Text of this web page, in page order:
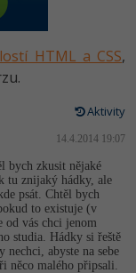
HTML a CSS,
Aktivity
14.4.2014 19:07
bych zkusit nějaké
tu znijaký hádky, ale
psát. Chtěl bych
to existuje (v
od vás chci jenom
studia. Hádky si řeště
abyste na sebe
něco malého připsali.